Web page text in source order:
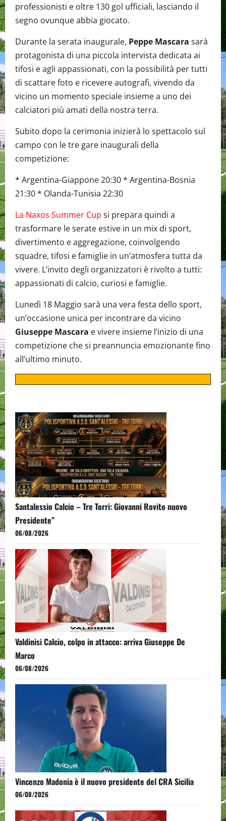
professionisti e oltre 130 gol ufficiali, lasciando il
segno ovunque abbia giocato.
Durante la serata inaugurale, Peppe Mascara sarà
protagonista di una piccola intervista dedicata ai
tifosi e agli appassionati, con la possibilità per tutti
di scattare foto e ricevere autografi, vivendo da
vicino un momento speciale insieme a uno dei
calciatori più amati della nostra terra.
Subito dopo la cerimonia inizierà lo spettacolo sul
campo con le tre gare inaugurali della
competizione:
* Argentina-Giappone 20:30 * Argentina-Bosnia
21:30 * Olanda-Tunisia 22:30
La Naxos Summer Cup si prepara quindi a
trasformare le serate estive in un mix di sport,
divertimento e aggregazione, coinvolgendo
squadre, tifosi e famiglie in un’atmosfera tutta da
vivere. L’invito degli organizzatori è rivolto a tutti:
appassionati di calcio, curiosi e famiglie.
Lunedì 18 Maggio sarà una vera festa dello sport,
un’occasione unica per incontrare da vicino
Giuseppe Mascara e vivere insieme l’inizio di una
competizione che si preannuncia emozionante fino
all’ultimo minuto.
Santalessio Calcio – Tre Torri: Giovanni Rovito nuovo
Presidente”
06/08/2026
Valdinisi Calcio, colpo in attacco: arriva Giuseppe De
Marco
06/08/2026
Vincenzo Madonia è il nuovo presidente del CRA Sicilia
06/08/2026